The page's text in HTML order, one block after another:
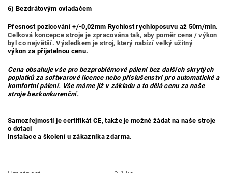
6) Bezdrátovým ovladačem
Přesnost pozicování +/-0,02mm Rychlost rychloposuvu až 50m/min.
Celková koncepce stroje je zpracována tak, aby poměr cena / výkon
byl co největší. Výsledkem je stroj, který nabízí velký užitný
výkon za přijatelnou cenu.
Cena obsahuje vše pro bezproblémové pálení bez dalších skrytých
poplatků za softwarové licence nebo příslušenství pro automatické a
komfortní pálení. Vše máme již v základu a to dělá cenu za naše
stroje bezkonkurenční.
Samozřejmostí je certifikát CE, takže je možné žádat na naše stroje
o dotaci
Instalace a školení u zákazníka zdarma.